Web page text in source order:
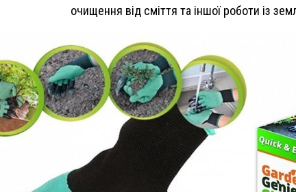
очищення від сміття та іншої роботи із